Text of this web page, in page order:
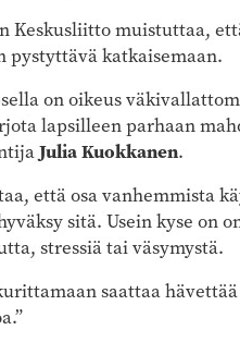
Keskusliitto muistuttaa,
pystyttävä katkaisemaan.
on oikeus
lapsilleen parhaan
Julia Kuokkanen.
että osa vanhemmista
sitä. Usein kyse on
stressiä tai väsymystä.
saattaa